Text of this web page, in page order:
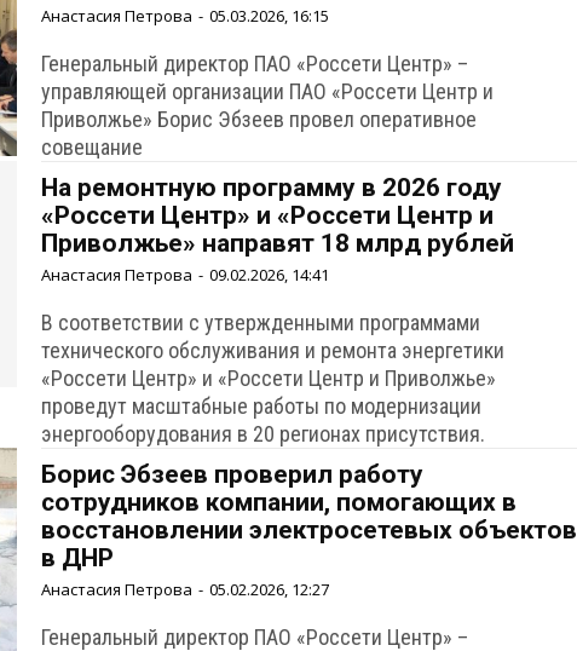
Анастасия Петрова - 05.03.2026, 16:15
Генеральный директор ПАО «Россети Центр» –
управляющей организации ПАО «Россети Центр и
Приволжье» Борис Эбзеев провел оперативное
совещание
На ремонтную программу в 2026 году
«Россети Центр» и «Россети Центр и
Приволжье» направят 18 млрд рублей
Анастасия Петрова - 09.02.2026, 14:41
В соответствии с утвержденными программами
технического обслуживания и ремонта энергетики
«Россети Центр» и «Россети Центр и Приволжье»
проведут масштабные работы по модернизации
энергооборудования в 20 регионах присутствия.
Борис Эбзеев проверил работу
сотрудников компании, помогающих в
восстановлении электросетевых объектов
в ДНР
Анастасия Петрова - 05.02.2026, 12:27
Генеральный директор ПАО «Россети Центр» –